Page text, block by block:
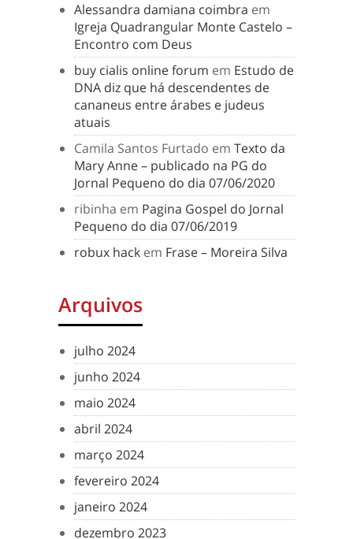
Alessandra damiana coimbra em
Igreja Quadrangular Monte Castelo –
Encontro com Deus
buy cialis online forum em Estudo de
DNA diz que há descendentes de
cananeus entre árabes e judeus
atuais
Camila Santos Furtado em Texto da
Mary Anne – publicado na PG do
Jornal Pequeno do dia 07/06/2020
ribinha em Pagina Gospel do Jornal
Pequeno do dia 07/06/2019
robux hack em Frase – Moreira Silva
Arquivos
julho 2024
junho 2024
maio 2024
abril 2024
março 2024
fevereiro 2024
janeiro 2024
dezembro 2023